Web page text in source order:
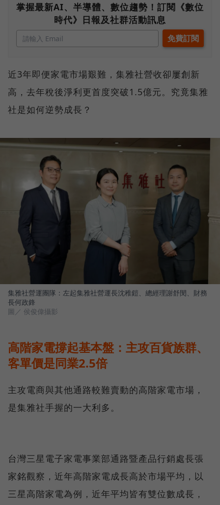
掌握最新AI、半導體、數位趨勢！訂閱《數位
時代》日報及社群活動訊息
近3年即便家電市場艱難，集雅社營收卻屢創新
高，去年稅後淨利更首度突破1.5億元。究竟集雅
社是如何逆勢成長？
集雅社營運團隊：左起集雅社營運長沈稚鎧、總經理謝舒閔、財務
長何政鋒
圖／ 侯俊偉攝影
高階家電撐起基本盤：主攻百貨族群、
客單價是同業2.5倍
主攻電商與其他通路較難賣動的高階家電市場，
是集雅社手握的一大利多。
台灣三星電子家電事業部通路暨產品行銷處長張
家銘觀察，近年高階家電成長高於市場平均，以
三星高階家電為例，近年平均皆有雙位數成長，